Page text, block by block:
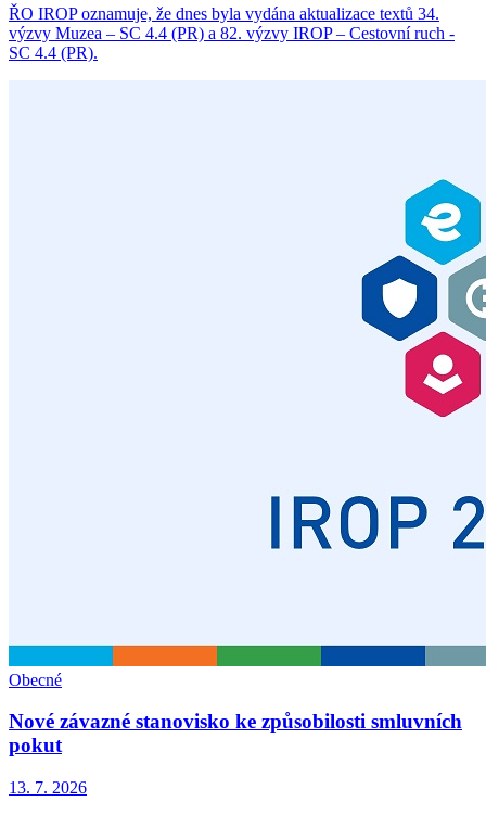
ŘO IROP oznamuje, že dnes byla vydána aktualizace textů 34.
výzvy Muzea – SC 4.4 (PR) a 82. výzvy IROP – Cestovní ruch -
SC 4.4 (PR).
Obecné
Nové závazné stanovisko ke způsobilosti smluvních
pokut
13. 7. 2026